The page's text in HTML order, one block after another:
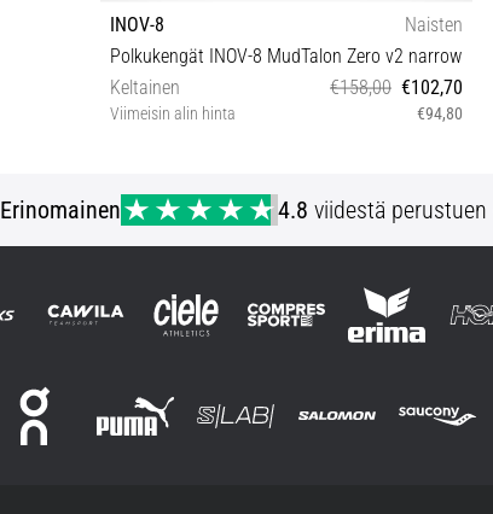
INOV-8
Naisten
Polkukengät INOV-8 MudTalon Zero v2 narrow
Keltainen
€158,00 €102,70
Viimeisin alin hinta €94,80
Erinomainen 4.8 viidestä perustuen